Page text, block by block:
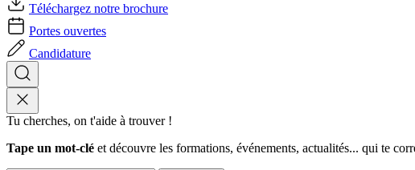
Téléchargez notre brochure
Portes ouvertes
Candidature
Tu cherches, on t'aide à trouver !
Tape un mot-clé et découvre les formations, événements, actualités... qui te